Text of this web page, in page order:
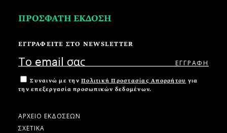
ΠΡΟΣΦΑΤΗ ΕΚΔΟΣΗ
ΕΓΓΡΑΦΕΙΤΕ ΣΤΟ NEWSLETTER
Συναινώ με την Πολιτική Προστασίας Απορρήτου για
την επεξεργασία προσωπικών δεδομένων.
ΑΡΧΕΙΟ ΕΚΔΟΣΕΩΝ
ΣΧΕΤΙΚΑ